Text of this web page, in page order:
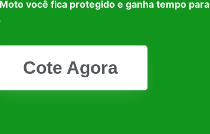
você fica protegido e ganha tempo para
Cote Agora